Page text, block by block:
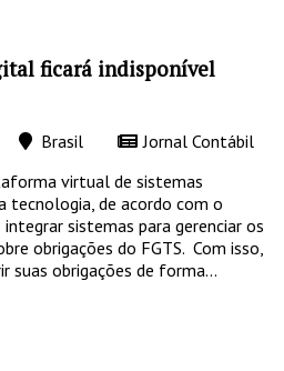
ficará indisponível
Brasil
Jornal Contábil
virtual de sistemas
tecnologia, de acordo com o
sistemas para gerenciar os
obrigações do FGTS. Com isso,
suas obrigações de forma...